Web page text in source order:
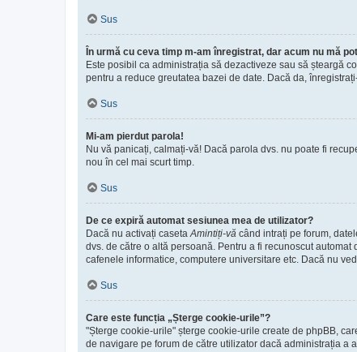
Sus
În urmă cu ceva timp m-am înregistrat, dar acum nu mă
Este posibil ca administrația să dezactiveze sau să șteargă
pentru a reduce greutatea bazei de date. Dacă da,
Sus
Mi-am pierdut parola!
Nu vă panicați, calmați-vă! Dacă parola dvs. nu poate fi
nou în cel mai scurt timp.
Sus
De ce expiră automat sesiunea mea de utilizator?
Dacă nu activați caseta Amintiți-vă când intrați pe forum,
dvs. de către o altă persoană. Pentru a fi recunoscut
cafenele informatice, computere universitare etc. Dacă nu
Sus
Care este funcția „Șterge cookie-urile”?
"Șterge cookie-urile" șterge cookie-urile create de phpBB,
de navigare pe forum de către utilizator dacă administrația a